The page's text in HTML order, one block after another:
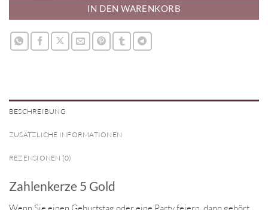
IN DEN WARENKORB
BESCHREIBUNG
ZUSÄTZLICHE INFORMATIONEN
REZENSIONEN (0)
Zahlenkerze 5 Gold